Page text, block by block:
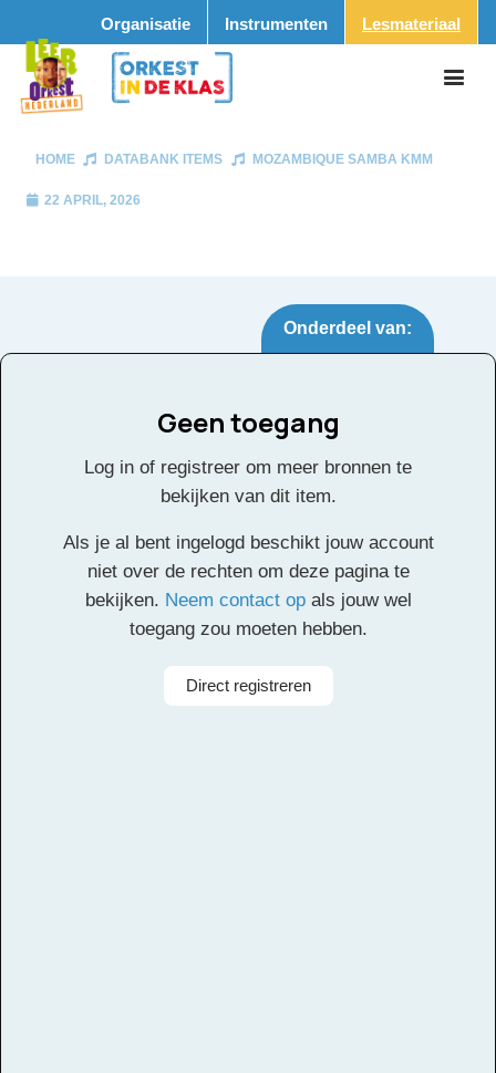
Organisatie Instrumenten Lesmateriaal
HOME DATABANK ITEMS MOZAMBIQUE SAMBA KMM
22 APRIL, 2026
Onderdeel van:
Mozambique Samba
KMM
voor de partituur en de overige partijen.
Facebook
TwitterEmailPinterestLinkedIn
Delen
Geen toegang
Log in of registreer om meer bronnen te
bekijken van dit item.
Als je al bent ingelogd beschikt jouw account
niet over de rechten om deze pagina te
bekijken. Neem contact opals jouw wel
toegang zou moeten hebben.
Direct registrerenAlle rechten voorbehouden